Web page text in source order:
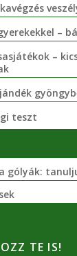
–
–
teszt
gólyák:
TE IS!